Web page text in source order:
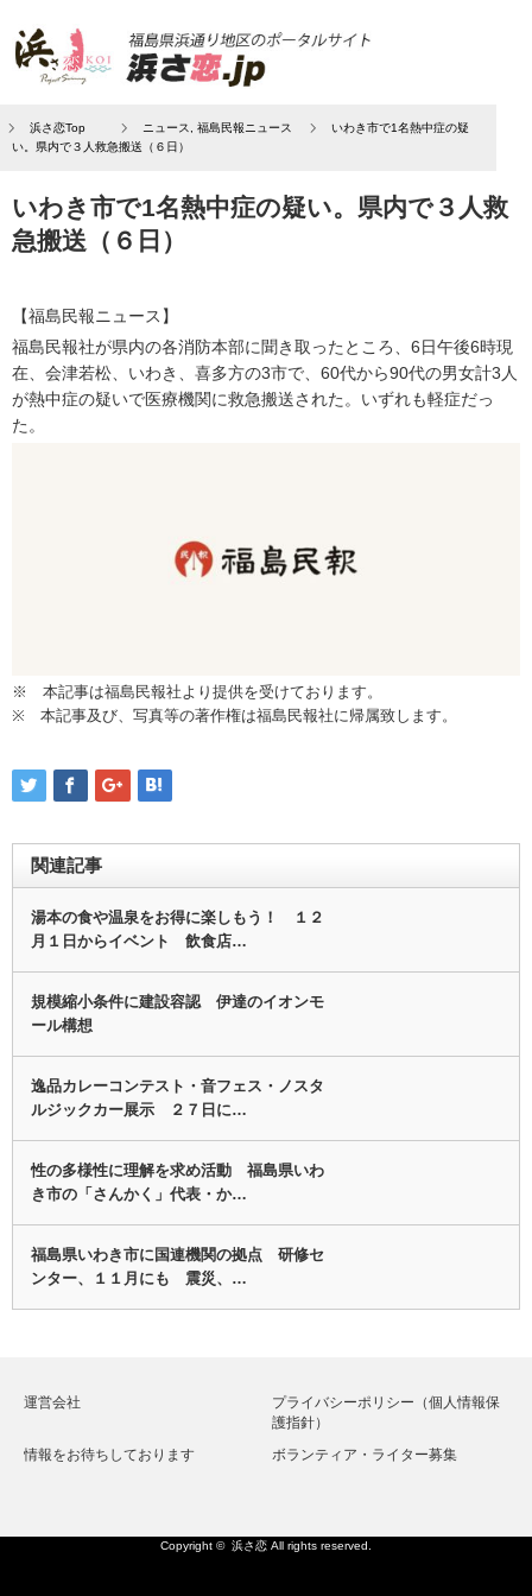
浜さ恋Top ニュース 福島民報ニュース
いわき市で1名熱中症の疑
い。県内で３人救急搬送（６日）
いわき市で1名熱中症の疑い。県内で３人救
急搬送（６日）
【福島民報ニュース】
福島民報社が県内の各消防本部に聞き取ったところ、6日午後6時現
在、会津若松、いわき、喜多方の3市で、60代から90代の男女計3人
が熱中症の疑いで医療機関に救急搬送された。いずれも軽症だっ
た。
※ 本記事は福島民報社より提供を受けております。
※ 本記事及び、写真等の著作権は福島民報社に帰属致します。
関連記事
湯本の食や温泉をお得に楽しもう！ １２
月１日からイベント 飲食店…
規模縮小条件に建設容認 伊達のイオンモ
ール構想
逸品カレーコンテスト・音フェス・ノスタ
ルジックカー展示 ２７日に…
性の多様性に理解を求め活動 福島県いわ
き市の「さんかく」代表・か…
福島県いわき市に国連機関の拠点 研修セ
ンター、１１月にも 震災、…
運営会社
プライバシーポリシー（個人情報保
護指針）
情報をお待ちしております
ボランティア・ライター募集
Copyright © 浜さ恋 All rights reserved.